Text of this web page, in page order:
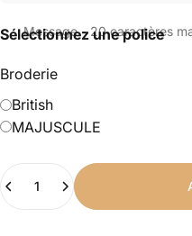
Message - 20 caractères
Sélectionnez une police
Broderie
British
MAJUSCULE